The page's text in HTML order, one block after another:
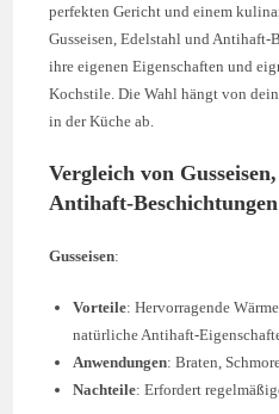
perfekten Gericht und einem
Gusseisen, Edelstahl und
ihre eigenen Eigenschaften und
Kochstile. Die Wahl hängt von
in der Küche ab.
Vergleich von
Antihaft-Beschichtungen
Gusseisen:
Vorteile: Hervorragende
natürliche Antihaft-
Anwendungen: Braten,
Nachteile: Erfordert